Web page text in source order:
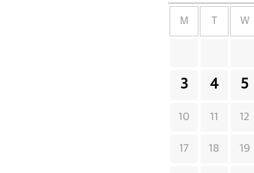
M W
3 4 5
10 11 12
17 18 19